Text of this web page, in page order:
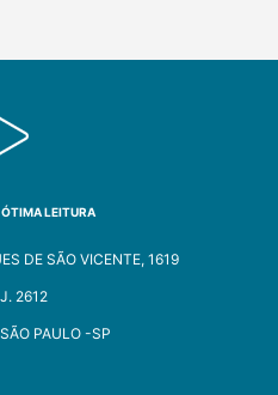
LEITURA
DE SÃO VICENTE, 1619
2612
PAULO -SP​